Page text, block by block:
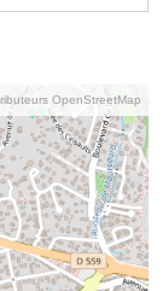
OpenStreetMap